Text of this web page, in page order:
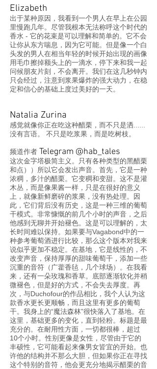
Elizabeth
出于某种原因，我看到一个男人在早上在公园
里慢跑几年。尽管我根本无法称呼这个时代的
香水 - 它的花束是可以理解和简单的。它不会
让你从东方喘息，因为它可能。但是像一个白
头发的男人在相当年轻的时候开始出现的画像
用毛巾擦掉额头上的一滴水，停下来和我一起
问候朋友片刻，不会离开。我们在这几秒钟内
只会经过，注意到浆果爆炸的强大动力，在稳
定和信心的基础上度过美好的一天。
Natalia Zurina
感觉就像你正在吃这种醋栗，而不只是洒......
没有言语。 不只是吃浆果，而是吃树枝。
频道作者 Telegram @hab_tales
这次金字塔极简主义。只有各种类型的黑醋栗
和点））所以它会发出声音。首先，它是一种
浓稠，多汁的醋栗。它变稠和变甜。这不是灌
木丛，而是像果酱一样，只是在很好的意义
上，就像新鲜磨碎的浆果，没有热处理。因
此，它们背后没有历史，这是一种三维的葡萄
干模式。非常慷慨的前几个小时的声音，之后
他感到无聊并开始褪色。这是可以理解的，太
长时间难以保持。如果要与Vagabond中的一
种参考葡萄酒进行比较，那么这个版本对我来
说似乎更加不稳定。在基地，它是线性的，不
改变声音，保持厚厚的甜味葡萄干，添加一些
沉重的音符（广藿香毡，几个球场）。在我看
来，还有一朵玫瑰和香草。底部逐渐软化并稍
微褪色，但是好的方式，不会失去厚度。再
次，与Duchofour的作品相比，我个人认为这
款香水更长更顺畅，而且这里有更多的葡萄
干。我身上的“魔法森林”很快落入了基地。在
这里，基础更多的变化，直到轻粉。标题是最
充分的。在耐用性方面，一切都很棒，超过
10个小时。性别更像是女性，尽管由于它的
丰硕性，它可能看起来像男女皆宜的开始。也
许他的结构并不那么大胆，但如果你正在寻找
这个特别的音符，他会更充分地揭示醋栗的音